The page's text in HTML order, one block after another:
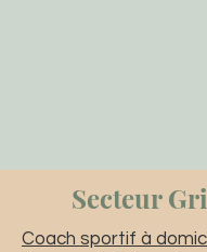
Secteur
Coach sportif à